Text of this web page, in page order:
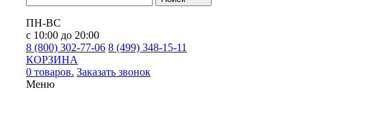
ПН-ВС
с 10:00 до 20:00
8 (800) 302-77-06 8 (499) 348-15-11
КОРЗИНА
0 товаров. Заказать звонок
Меню